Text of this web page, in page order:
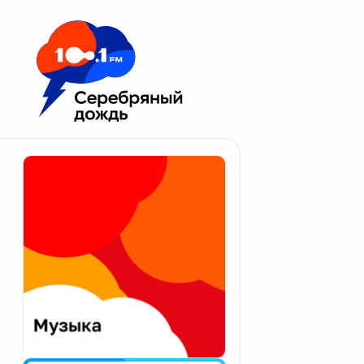
Москва 100.1 FM
Апатиты
Екатеринбург
Калининград
Калуга